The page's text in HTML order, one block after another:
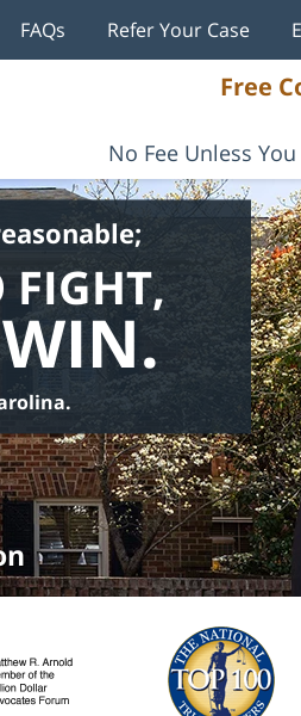
Free
No Fee Unless
FAQs Refer Your Case
FIGHT,